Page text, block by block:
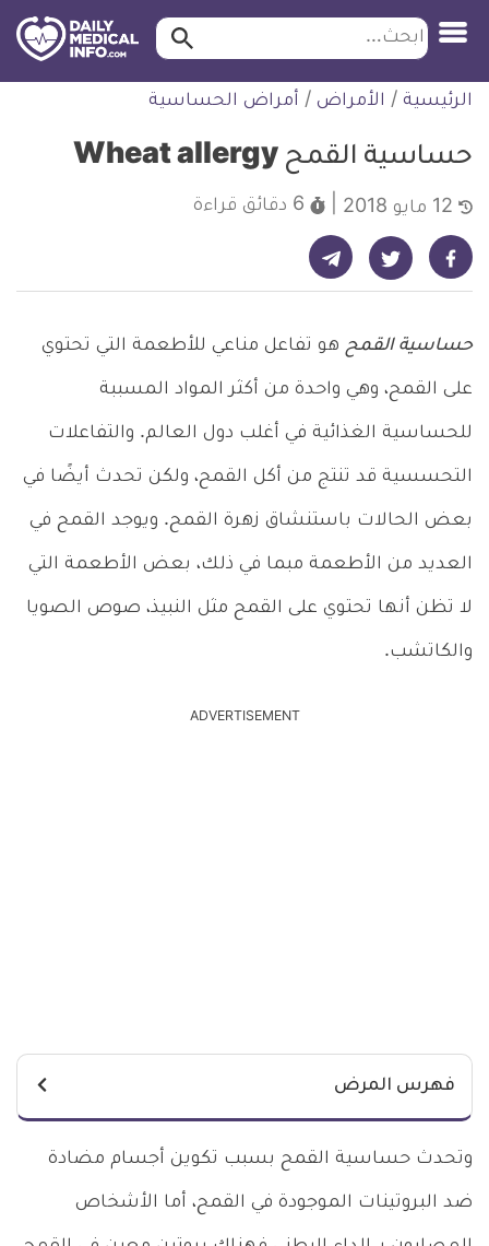
التخطي
للمحتوى
ابحث ابحث…
الرئيسية / الأمراض / أمراض الحساسية
حساسية القمح Wheat allergy
6 دقائق قراءة
شارك على فيسبوك - ديلي ميديكال انفو شارك على تويتر - ديلي ميديكال انفو شارك على تيليجرام - ديلي ميديكال انفو
حساسية القمح هو تفاعل مناعي للأطعمة التي تحتوي
على القمح، وهي واحدة من أكثر المواد المسببة
للحساسية الغذائية في أغلب دول العالم. والتفاعلات
التحسسية قد تنتج من أكل القمح، ولكن تحدث أيضًا في
بعض الحالات باستنشاق زهرة القمح. ويوجد القمح في
العديد من الأطعمة مبما في ذلك، بعض الأطعمة التي
لا تظن أنها تحتوي على القمح مثل النبيذ، صوص الصويا
والكاتشب.
ADVERTISEMENT
فهرس المرض
وتحدث حساسية القمح بسبب تكوين أجسام مضادة
ضد البروتينات الموجودة في القمح، أما الأشخاص